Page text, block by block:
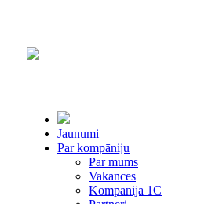
Jaunumi
Par kompāniju
Par mums
Vakances
Kompānija 1С